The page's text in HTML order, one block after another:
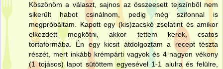
Köszönöm a választ, sajnos az összeesett tejszínből nem
sikerűlt habot csinálnom, pedig még szifonnal is
megpróbáltam. Kapott egy (kis)zacskó zselatint és amikor
elkezdett megkötni, akkor tettem kerek, csatos
tortaformába. Én egy kicsit átdolgoztam a recept tészta
részét, mert inkább krémpárti vagyok és 4 nagyon vékony
(1 tojásos) lapot sütöttem egyesével 1-1 alulra és felülre,